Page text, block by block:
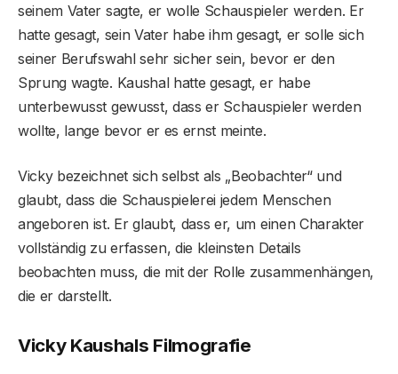
seinem Vater sagte, er wolle Schauspieler werden. Er
hatte gesagt, sein Vater habe ihm gesagt, er solle sich
seiner Berufswahl sehr sicher sein, bevor er den
Sprung wagte. Kaushal hatte gesagt, er habe
unterbewusst gewusst, dass er Schauspieler werden
wollte, lange bevor er es ernst meinte.
Vicky bezeichnet sich selbst als „Beobachter“ und
glaubt, dass die Schauspielerei jedem Menschen
angeboren ist. Er glaubt, dass er, um einen Charakter
vollständig zu erfassen, die kleinsten Details
beobachten muss, die mit der Rolle zusammenhängen,
die er darstellt.
Vicky Kaushals Filmografie